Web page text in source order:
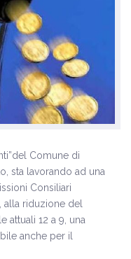
Comune di
sta lavorando ad una
Consiliari
alla riduzione del
attuali 12 a 9, una
anche per il